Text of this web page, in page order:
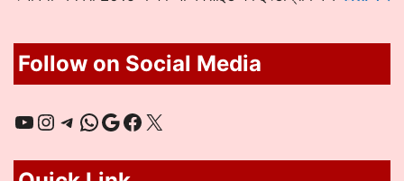
Follow on Social Media
YouTube
Instagram
Telegram
WhatsApp
Google
Facebook
X